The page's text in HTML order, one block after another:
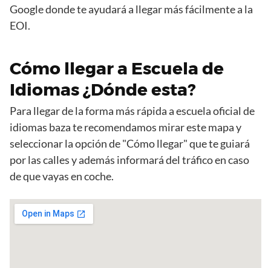
Google donde te ayudará a llegar más fácilmente a la
EOI.
Cómo llegar a Escuela de
Idiomas ¿Dónde esta?
Para llegar de la forma más rápida a escuela oficial de
idiomas baza te recomendamos mirar este mapa y
seleccionar la opción de "Cómo llegar" que te guiará
por las calles y además informará del tráfico en caso
de que vayas en coche.